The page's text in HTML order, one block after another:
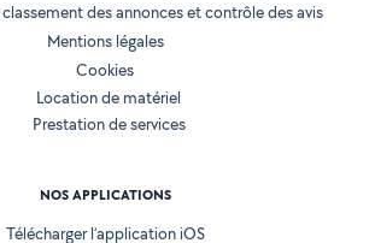
des annonces et contrôle des avis
Mentions légales
Cookies
Location de matériel
Prestation de services
NOS APPLICATIONS
Télécharger l’application iOS